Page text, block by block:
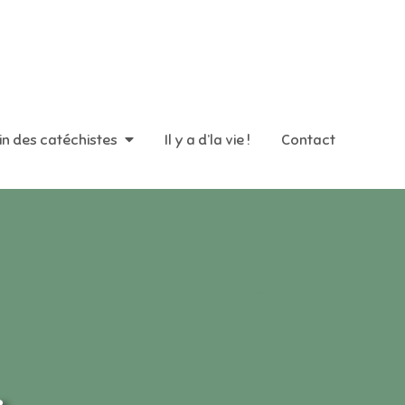
des catéchistes Il y a d’la vie ! Contact